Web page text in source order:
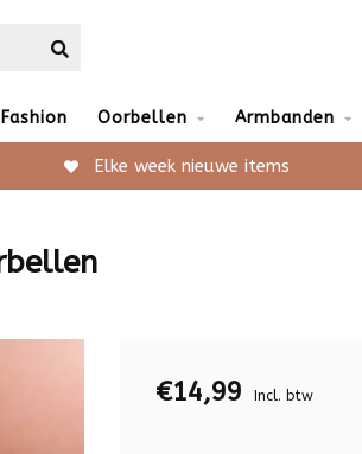
Fashion Oorbellen Armbanden
Elke week nieuwe items
€14,99 Incl. btw